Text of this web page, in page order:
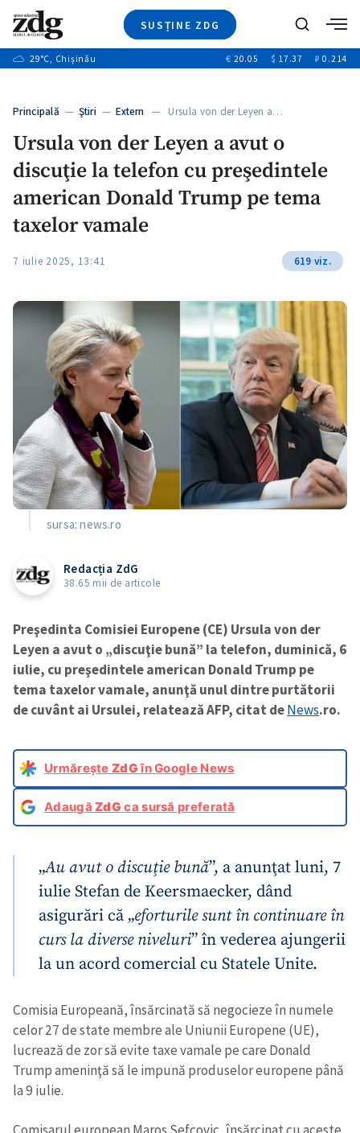
SUSȚINE ZDG
Ştiri
+7
Special
+1
Caută
29°C, Chișinău € 20.05 $ 17.37 ₽ 0.214
Principală — Ştiri — Extern — Ursula von der Leyen a…
Ursula von der Leyen a avut o
discuţie la telefon cu preşedintele
american Donald Trump pe tema
taxelor vamale
7 iulie 2025, 13:41 619 viz.
sursa: news.ro
Redacția ZdG
38.65 mii de articole
Preşedinta Comisiei Europene (CE) Ursula von der
Leyen a avut o „discuţie bună” la telefon, duminică, 6
iulie, cu preşedintele american Donald Trump pe
tema taxelor vamale, anunţă unul dintre purtătorii
de cuvânt ai Ursulei, relatează AFP, citat deNews.ro.
Urmărește ZdGîn Google News
AdaugăZdG ca sursă preferată
„Au avut o discuţie bună”, a anunţat luni, 7
iulie Stefan de Keersmaecker, dând
asigurări că „eforturile sunt în continuare în
curs la diverse niveluri” în vederea ajungerii
la un acord comercial cu Statele Unite.
Comisia Europeană, însărcinată să negocieze în numele
celor 27 de state membre ale Uniunii Europene (UE),
lucrează de zor să evite taxe vamale pe care Donald
Trump ameninţă să le impună produselor europene până
la 9 iulie.